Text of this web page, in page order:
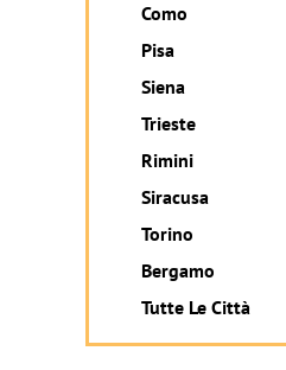
Como
Pisa
Siena
Trieste
Rimini
Siracusa
Torino
Bergamo
Tutte Le Città